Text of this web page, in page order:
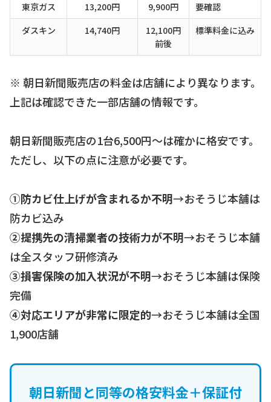
東京ガス 13,200円 9,900円
要確認
ダスキン
14,740円
12,100円
前後
標準料金に込み
※ 朝日新聞販売店の料金は店舗により異なります。
上記は確認できた一部店舗の情報です。
朝日新聞販売店の1台6,500円〜は確かに格安です。
ただし、以下の点に注意が必要です。
①防カビ仕上げが含まれるか不明→おそうじ本舗は
防カビ込み
②提携先の清掃業者の技術力が不明→おそうじ本舗
は全スタッフ研修済み
③損害保険の加入状況が不明→おそうじ本舗は保険
完備
④対応エリアが非常に限定的→おそうじ本舗は全国
1,900店舗
朝日新聞と同等の格安料金＋保証付